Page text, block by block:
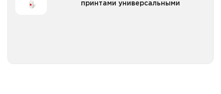
принтами универсальными